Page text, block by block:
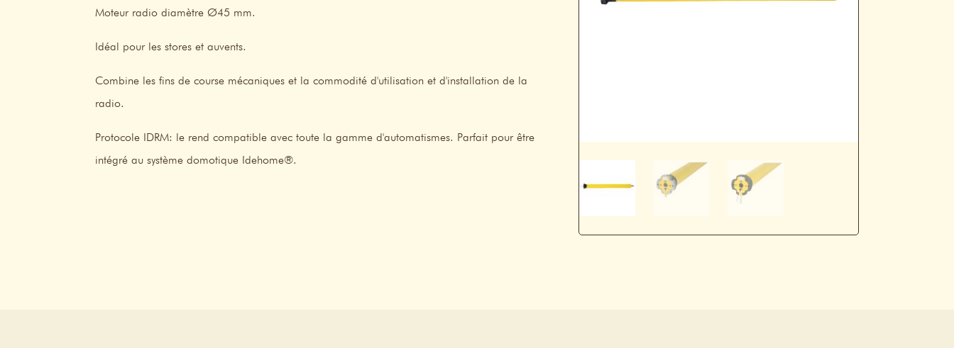
Moteur radio diamètre Ø45 mm.
Idéal pour les stores et auvents.
Combine les fins de course mécaniques et la commodité d'utilisation et d'installation de la
radio.
Protocole IDRM: le rend compatible avec toute la gamme d'automatismes. Parfait pour être
intégré au système domotique Idehome®.